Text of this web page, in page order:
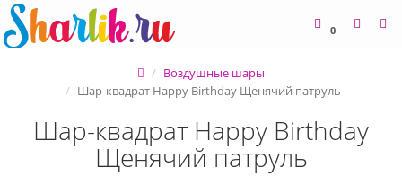
0
Воздушные шары
Шар-квадрат Happy Birthday Щенячий патруль
Шар-квадрат Happy Birthday
Щенячий патруль